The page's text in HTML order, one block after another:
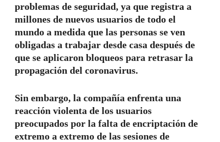
problemas de seguridad, ya que registra a
millones de nuevos usuarios de todo el
mundo a medida que las personas se ven
obligadas a trabajar desde casa después de
que se aplicaron bloqueos para retrasar la
propagación del coronavirus.
Sin embargo, la compañía enfrenta una
reacción violenta de los usuarios
preocupados por la falta de encriptación de
extremo a extremo de las sesiones de